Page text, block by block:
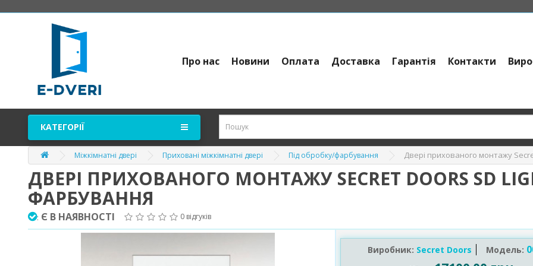
Про нас Новини Оплата Доставка Гарантія Контакти
КАТЕГОРІЇ
Міжкімнатні двері Приховані міжкімнатні двері Під обробку/фарбування Двері прихованого монтажу
ДВЕРІ ПРИХОВАНОГО МОНТАЖУ SECRET DOORS SD
ФАРБУВАННЯ
: Є В НАЯВНОСТІ 0 відгуків
Виробник: Secret Doors Модель: